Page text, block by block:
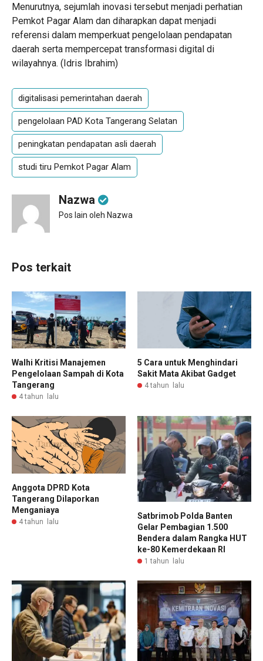
Menurutnya, sejumlah inovasi tersebut menjadi perhatian
Pemkot Pagar Alam dan diharapkan dapat menjadi
referensi dalam memperkuat pengelolaan pendapatan
daerah serta mempercepat transformasi digital di
wilayahnya. (Idris Ibrahim)
digitalisasi pemerintahan daerah
pengelolaan PAD Kota Tangerang Selatan
peningkatan pendapatan asli daerah
studi tiru Pemkot Pagar Alam
Nazwa
Pos lain oleh Nazwa
Pos terkait
Walhi Kritisi Manajemen
Pengelolaan Sampah di Kota
Tangerang
4 tahun lalu
5 Cara untuk Menghindari
Sakit Mata Akibat Gadget
4 tahun lalu
Anggota DPRD Kota
Tangerang Dilaporkan
Menganiaya
4 tahun lalu
Satbrimob Polda Banten
Gelar Pembagian 1.500
Bendera dalam Rangka HUT
ke-80 Kemerdekaan RI
1 tahun lalu